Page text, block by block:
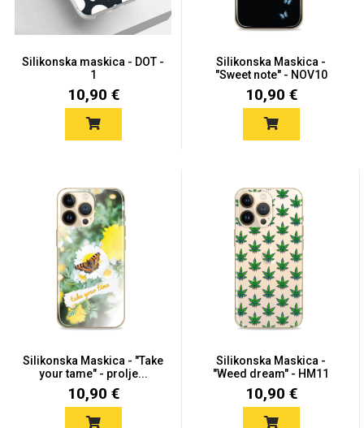
Silikonska maskica - DOT -
1
10,90 €
Silikonska Maskica -
"Sweet note" - NOV10
10,90 €
Silikonska Maskica - "Take
your tame" - prolje...
10,90 €
Silikonska Maskica -
"Weed dream" - HM11
10,90 €
Zodiac Halloween
Doodles Apstraktni motivi
Monogrami Dječji motivi